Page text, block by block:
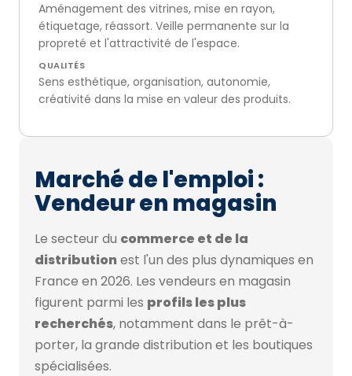
Aménagement des vitrines, mise en rayon,
étiquetage, réassort. Veille permanente sur la
propreté et l'attractivité de l'espace.
QUALITÉS
Sens esthétique, organisation, autonomie,
créativité dans la mise en valeur des produits.
Marché de l'emploi :
Vendeur en magasin
Le secteur du commerce et de la
distributionest l'un des plus dynamiques en
France en 2026. Les vendeurs en magasin
figurent parmi les profils les plus
recherchés, notamment dans le prêt-à-
porter, la grande distribution et les boutiques
spécialisées.